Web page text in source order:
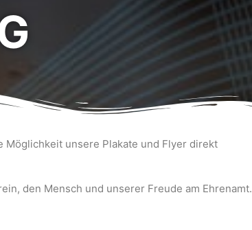
Möglichkeit unsere Plakate und Flyer direkt
den Mensch und unserer Freude am Ehrenamt.